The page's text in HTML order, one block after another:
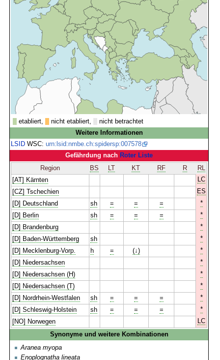
etabliert, nicht etabliert,
nicht betrachtet
Weitere Informationen
LSID WSC:urn:lsid:nmbe.ch:spidersp:007578
Gefährdung nach Roter Liste
Region
BS LT KT RF R
RL
[AT] Kärnten
LC
[CZ] Tschechien
ES
[D] Deutschland
sh = = =
*
[D] Berlin
sh = = =
*
[D] Brandenburg
*
[D] Baden-Württemberg
sh
*
[D] Mecklenburg-Vorp.
h = (↓)
*
[D] Niedersachsen
*
[D] Niedersachsen (H)
*
[D] Niedersachsen (T)
*
[D] Nordrhein-Westfalen
sh = = =
*
[D] Schleswig-Holstein
sh = = =
*
[NO] Norwegen
LC
Synonyme und weitere Kombinationen
Aranea myopa
Enoplognatha lineata